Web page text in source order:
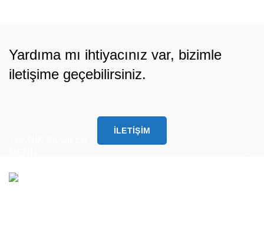
Yardıma mı ihtiyacınız var, bizimle
iletişime geçebilirsiniz.
İLETIŞIM